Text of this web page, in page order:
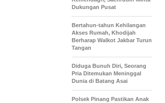
Dukungan Pusat
Bertahun-tahun Kehilangan
Akses Rumah, Khodijah
Berharap Walkot Jakbar Turun
Tangan
Diduga Bunuh Diri, Seorang
Pria Ditemukan Meninggal
Dunia di Batang Asai
Polsek Pinang Pastikan Anak